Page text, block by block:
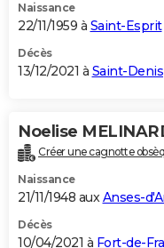
Naissance
22/11/1959 à Saint-Esprit
Décès
13/12/2021 à Saint-Denis
Noelise
Créer une cagnotte
Naissance
21/11/1948 auxAnses-
Décès
10/04/2021 à Fort-de-